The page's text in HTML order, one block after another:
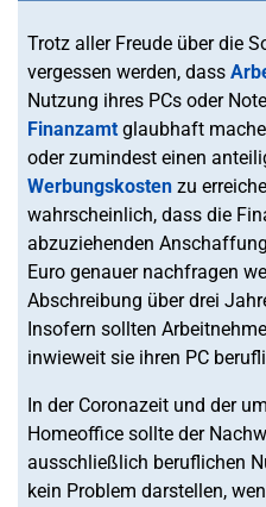
Trotz aller Freude über die
vergessen werden, dass
Nutzung ihres PCs oder
Finanzamt glaubhaft
oder zumindest einen
Werbungskosten zu
wahrscheinlich, dass die
abzuziehenden
Euro genauer nachfragen
Abschreibung über drei
Insofern sollten
inwieweit sie ihren PC
In der Coronazeit und der
Homeoffice sollte der
ausschließlich beruflichen
kein Problem darstellen,